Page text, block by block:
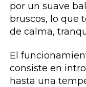
por un suave
bruscos, lo que
de calma,
El
consiste en
hasta una